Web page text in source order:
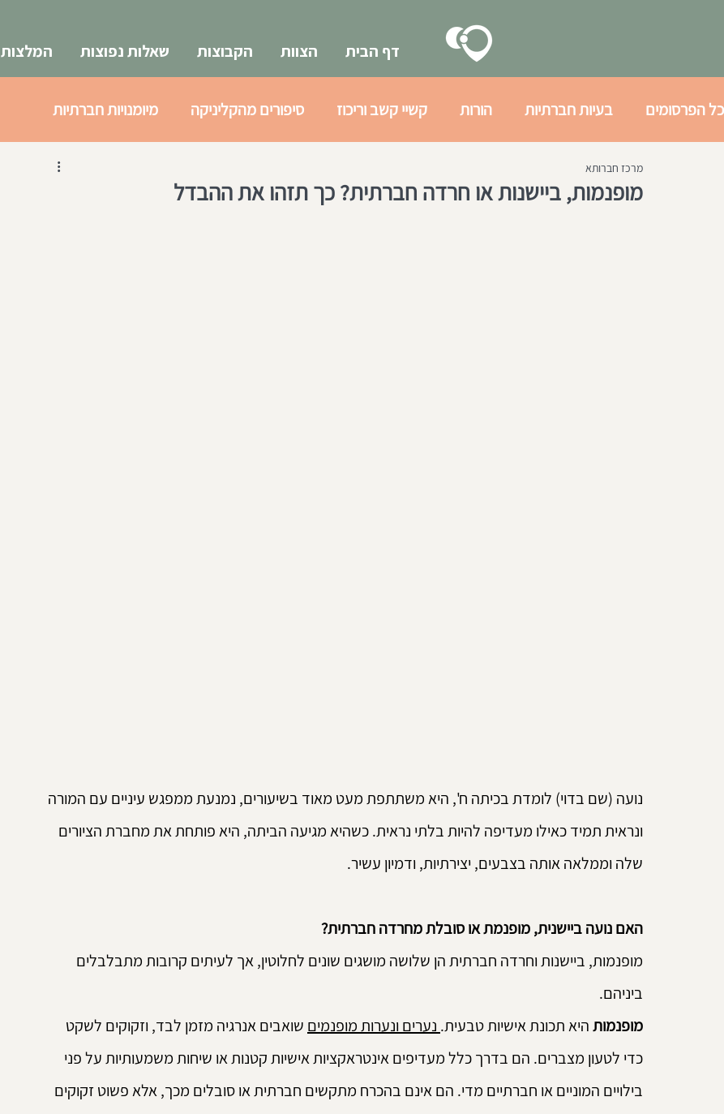
דף הבית הצוות הקבוצות שאלות נפוצות המלצות
כל הפרסומים בעיות חברתיות הורות קשיי קשב וריכוז סיפורים מהקליניקה מיומנויות חברתיות
בעיות רגשיות
מופנמות, ביישנות או חרדה חברתית? כך תזהו את ההבדל
מרכז חברותא
נועה (שם בדוי) לומדת בכיתה ח', היא משתתפת מעט מאוד בשיעורים, נמנעת ממפגש עיניים עם המורה
ונראית תמיד כאילו מעדיפה להיות בלתי נראית. כשהיא מגיעה הביתה, היא פותחת את מחברת הציורים
שלה וממלאה אותה בצבעים, יצירתיות, ודמיון עשיר.
האם נועה ביישנית, מופנמת או סובלת מחרדה חברתית?
מופנמות, ביישנות וחרדה חברתית הן שלושה מושגים שונים לחלוטין, אך לעיתים קרובות מתבלבלים
ביניהם.
מופנמות היא תכונת אישיות טבעית. נערים ונערות מופנמים שואבים אנרגיה מזמן לבד, וזקוקים לשקט
כדי לטעון מצברים. הם בדרך כלל מעדיפים אינטראקציות אישיות קטנות או שיחות משמעותיות על פני
בילויים המוניים או חברתיים מדי. הם אינם בהכרח מתקשים חברתית או סובלים מכך, אלא פשוט זקוקים